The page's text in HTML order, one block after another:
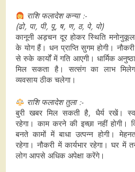
राशि फलादेश कन्या :-
(ढो, पा, पी, पू, ष, ण, ठ, पे, पो)
कानूनी अड़चन दूर होकर स्थिति मनोनुकूल
के योग हैं। धन प्राप्ति सुगम होगी।
से रुके कार्यों में गति आएगी। धार्मिक
मिल सकता है। सत्संग का लाभ
व्यवसाय ठीक चलेगा।
राशि फलादेश तुला :-
बुरी खबर मिल सकती है, धैर्य रखें।
रहेगा। काम करने की इच्छा नहीं
बनते कामों में बाधा उत्पन्न होगी।
रहेगा। नौकरी में कार्यभार रहेगा। घर
लोग आपसे अधिक अपेक्षा करेंगे।